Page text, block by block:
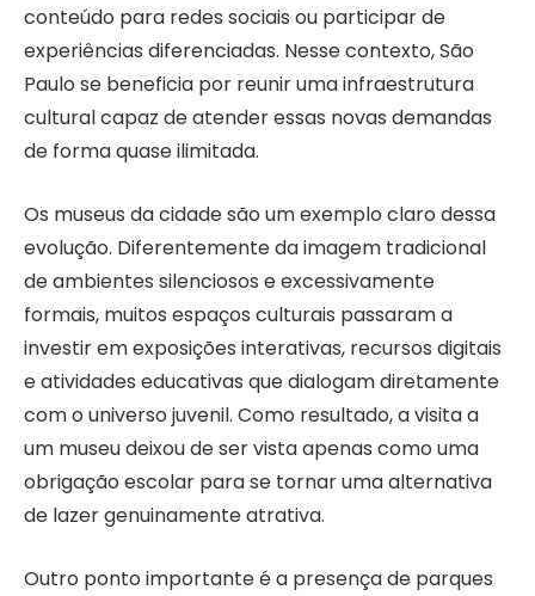
conteúdo para redes sociais ou participar de
experiências diferenciadas. Nesse contexto, São
Paulo se beneficia por reunir uma infraestrutura
cultural capaz de atender essas novas demandas
de forma quase ilimitada.
Os museus da cidade são um exemplo claro dessa
evolução. Diferentemente da imagem tradicional
de ambientes silenciosos e excessivamente
formais, muitos espaços culturais passaram a
investir em exposições interativas, recursos digitais
e atividades educativas que dialogam diretamente
com o universo juvenil. Como resultado, a visita a
um museu deixou de ser vista apenas como uma
obrigação escolar para se tornar uma alternativa
de lazer genuinamente atrativa.
Outro ponto importante é a presença de parques